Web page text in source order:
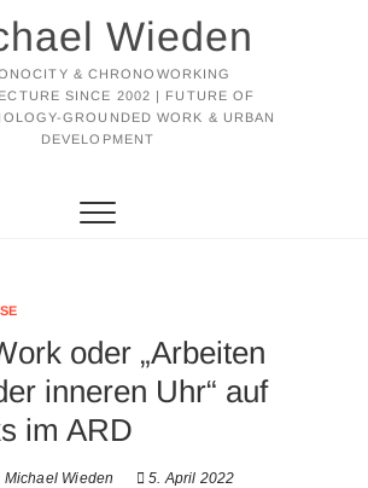
Wieden
& CHRONOWORKING
SINCE 2002 | FUTURE OF
GROUNDED WORK & URBAN
DEVELOPMENT
oder „Arbeiten
inneren Uhr“ auf
im ARD
Michael Wieden 5. April 2022